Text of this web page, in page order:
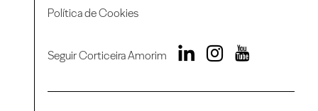
Política de Cookies
Seguir Corticeira Amorim